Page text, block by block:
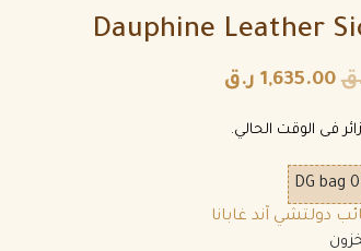
Dauphine Leather
1,635.00 ر.ق
زائر فى الوقت الحالي.
DG bag
دولتشي آند غابانا